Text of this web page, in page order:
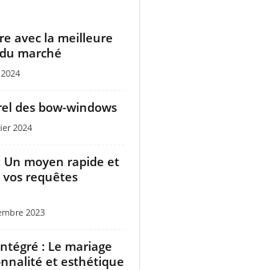
avec la meilleure
marché
des bow-windows
2024
Un moyen rapide et
requêtes
2023
: Le mariage
et esthétique